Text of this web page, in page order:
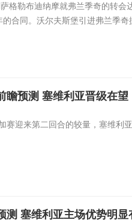
格勒布迪纳摩就弗兰季奇的转会
合同。沃尔夫斯堡引进弗兰季
瞻预测 塞维利亚晋级在望
赛迎来第二回合的较量，塞维利
测 塞维利亚主场优势明显